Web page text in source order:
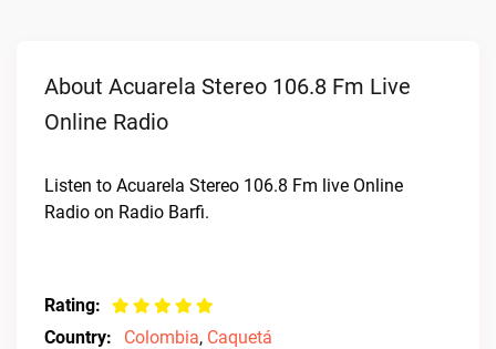
About Acuarela Stereo 106.8 Fm Live
Online Radio
Listen to Acuarela Stereo 106.8 Fm live Online
Radio on Radio Barfi.
Rating:
Country:
Colombia, Caquetá